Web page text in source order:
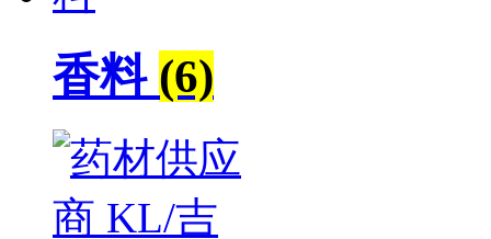
香料 (6)